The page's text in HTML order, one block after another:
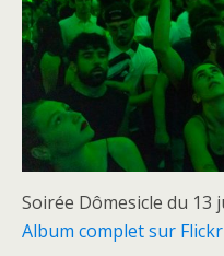
Soirée Dômesicle du 13
Album complet sur Flickr